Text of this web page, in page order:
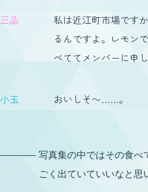
三品
私は近江町市場です
るんですよ。レモン
べててメンバーに申
小玉 おいしそ〜……。
写真集の中ではその食べ
ごく出ていていいなと思